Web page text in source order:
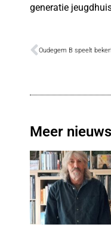
generatie
Oudegem B speelt
Meer nieuws